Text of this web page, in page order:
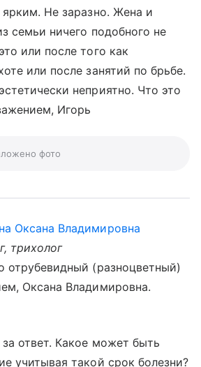
ярким. Не заразно. Жена и
семьи ничего подобного не
или после того как
или после занятий по брьбе.
неприятно. Что это
Игорь
фото
Оксана Владимировна
трихолог
отрубевидный (разноцветный)
Оксана Владимировна.
ответ. Какое может быть
учитывая такой срок болезни?